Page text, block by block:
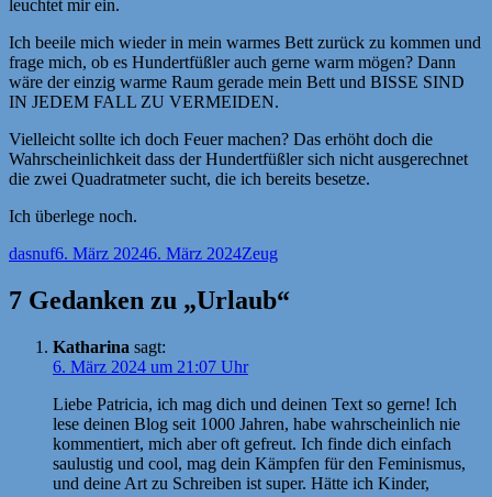
leuchtet mir ein.
Ich beeile mich wieder in mein warmes Bett zurück zu kommen und
frage mich, ob es Hundertfüßler auch gerne warm mögen? Dann
wäre der einzig warme Raum gerade mein Bett und BISSE SIND
IN JEDEM FALL ZU VERMEIDEN.
Vielleicht sollte ich doch Feuer machen? Das erhöht doch die
Wahrscheinlichkeit dass der Hundertfüßler sich nicht ausgerechnet
die zwei Quadratmeter sucht, die ich bereits besetze.
Ich überlege noch.
Autor
dasnufVeröffentlicht
6. März 20246. März 2024Kategorien
Zeug
7 Gedanken zu „Urlaub“
Katharina sagt:
6. März 2024 um 21:07 Uhr
Liebe Patricia, ich mag dich und deinen Text so gerne! Ich
lese deinen Blog seit 1000 Jahren, habe wahrscheinlich nie
kommentiert, mich aber oft gefreut. Ich finde dich einfach
saulustig und cool, mag dein Kämpfen für den Feminismus,
und deine Art zu Schreiben ist super. Hätte ich Kinder,